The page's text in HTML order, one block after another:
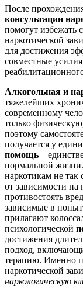
После
консультации
помогут избежать
наркотической
для достижения
совместные
Алкогольная и
тяжелейших
современному
только
поэтому
получается у
помощь –
нормальной
наркотикам не так
от зависимости на
противостоять
зависимые в
прилагают
психологической
достижения
подход,
терапию. Именно
наркотической
наркологическую